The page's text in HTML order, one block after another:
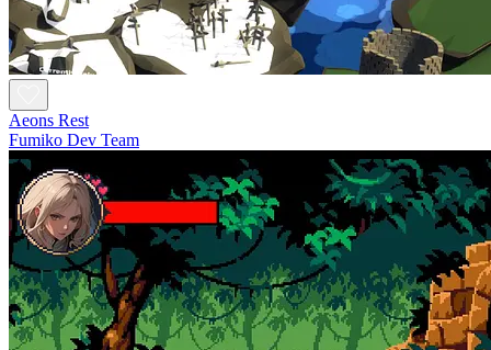
Aeons Rest
Fumiko Dev Team